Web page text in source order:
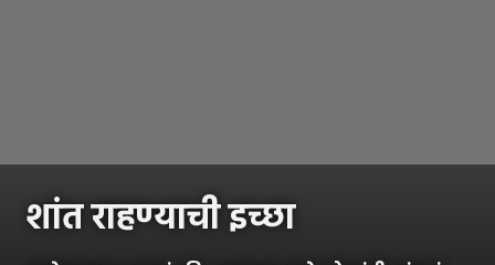
शांत राहण्याची इच्छा